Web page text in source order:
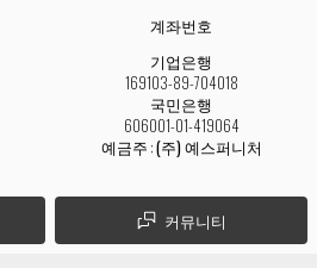
계좌번호
기업은행
169103-89-704018
국민은행
606001-01-419064
예금주 :(주) 예스퍼니처
커뮤니티